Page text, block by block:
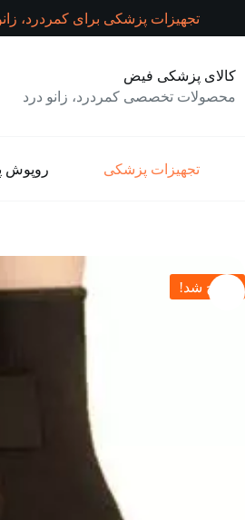
تجهیزات پزشکی برای کمردرد،
کالای پزشکی فیض
محصولات تخصصی کمردرد، زانو درد
تجهیزات پزشکی روپوش
حراج شد!